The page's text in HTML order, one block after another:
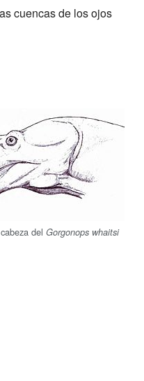
cuencas de los ojos
delGorgonops whaitsi